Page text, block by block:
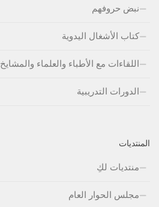
نبض حروفهم
كتاب الأشغال اليدوية
اللقاءات مع الأطباء والعلماء والمشايخ
الدورات التدريبية
المنتديات
منتديات لكِ
مجلس الحوار العام